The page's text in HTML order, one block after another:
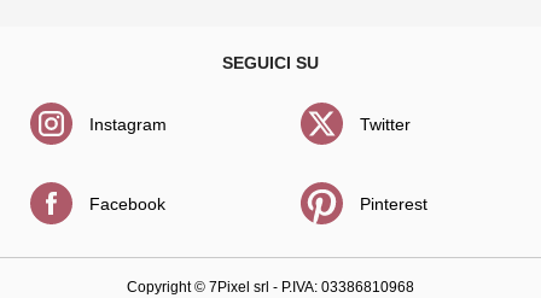
Instagram
Facebook
Twitter
Pinterest
Copyright © 7Pixel srl - P.IVA: 03386810968